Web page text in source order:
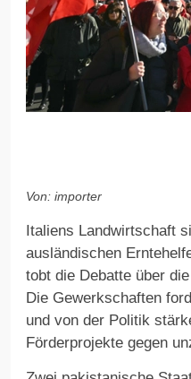
Von: importer
Italiens Landwirtschaft
ausländischen
tobt die Debatte über
Die Gewerkschaften
und von der Politik
Förderprojekte gegen